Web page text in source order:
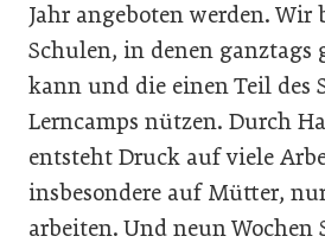
Jahr angeboten werden. Wir
Schulen, in denen ganztags
kann und die einen Teil des
Lerncamps nützen. Durch
entsteht Druck auf viele
insbesondere auf Mütter,
arbeiten. Und neun Wochen